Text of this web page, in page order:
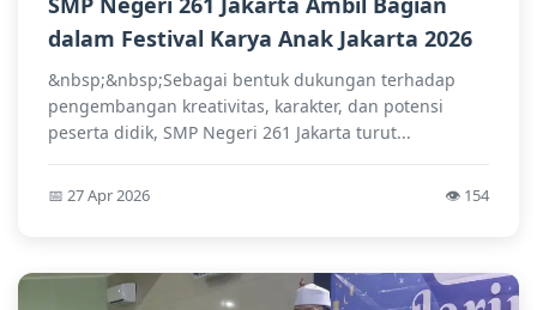
dalam Festival Karya Anak Jakarta 2026
&nbsp;&nbsp;Sebagai bentuk dukungan terhadap
pengembangan kreativitas, karakter, dan potensi
peserta didik, SMP Negeri 261 Jakarta turut...
📅 27 Apr 2026 👁️ 154